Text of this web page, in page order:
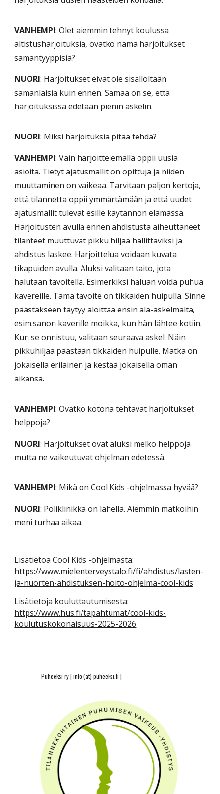
VANHEMPI: Olet aiemmin tehnyt koulussa
altistusharjoituksia, ovatko nämä harjoitukset
samantyyppisiä?
NUORI: Harjoitukset eivät ole sisällöltään
samanlaisia kuin ennen. Samaa on se, että
harjoituksissa edetään pienin askelin.
NUORI: Miksi harjoituksia pitää tehdä?
VANHEMPI: Vain harjoittelemalla oppii uusia
asioita. Tietyt ajatusmallit on opittuja ja niiden
muuttaminen on vaikeaa. Tarvitaan paljon kertoja,
että tilannetta oppii ymmärtämään ja että uudet
ajatusmallit tulevat esille käytännön elämässä.
Harjoitusten avulla ennen ahdistusta aiheuttaneet
tilanteet muuttuvat pikku hiljaa hallittaviksi ja
ahdistus laskee. Harjoittelua voidaan kuvata
tikapuiden avulla. Aluksi valitaan taito, jota
halutaan tavoitella. Esimerkiksi haluan voida puhua
kavereille. Tämä tavoite on tikkaiden huipulla. Sinne
päästäkseen täytyy aloittaa ensin ala-askelmalta,
esim.sanon kaverille moikka, kun hän lähtee kotiin.
Kun se onnistuu, valitaan seuraava askel. Näin
pikkuhiljaa päästään tikkaiden huipulle. Matka on
jokaisella erilainen ja kestää jokaisella oman
aikansa.
VANHEMPI: Ovatko kotona tehtävät harjoitukset
helppoja?
NUORI: Harjoitukset ovat aluksi melko helppoja
mutta ne vaikeutuvat ohjelman edetessä.
VANHEMPI: Mikä on Cool Kids -ohjelmassa hyvää?
NUORI: Poliklinikka on lähellä. Aiemmin matkoihin
meni turhaa aikaa.
Lisätietoa Cool Kids -ohjelmasta:
https://www.mielenterveystalo.fi/fi/ahdistus/lasten-
ja-nuorten-ahdistuksen-hoito-ohjelma-cool-kids
Lisätietoja kouluttautumisesta:
https://www.hus.fi/tapahtumat/cool-kids-
koulutuskokonaisuus-2025-2026
Puheeksi ry | info (at) puheeksi.fi |